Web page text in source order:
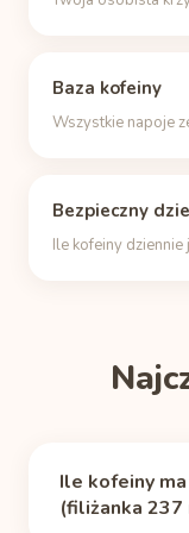
Baza kofeiny
Wszystkie napoje
Bezpieczny
Ile kofeiny
Ile kofeiny
(filiżanka 237